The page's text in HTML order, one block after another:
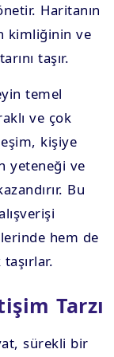
Haritanın
kimliğinin ve
taşır.
temel
ve çok
kişiye
yeteneği ve
Bu
hem de
Tarzı
sürekli bir